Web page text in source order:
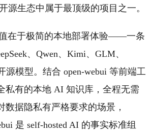
源生态中属于最顶级的项目之一。
在于极简的本地部署体验——一条
、Qwen、Kimi、GLM、
源模型。结合 open-webui 等前端工
私有的本地 AI 知识库，全程无需
数据隐私有严格要求的场景，
是 self-hosted AI 的事实标准组